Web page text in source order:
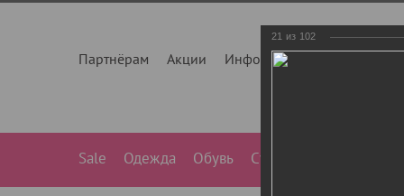
Партнёрам Акции Инфо О нас
Sale Одежда Обувь Сумки
21 из 102